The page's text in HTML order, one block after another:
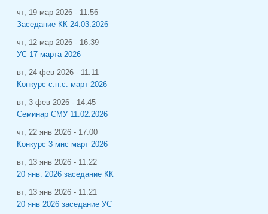
чт, 19 мар 2026 - 11:56
Заседание КК 24.03.2026
чт, 12 мар 2026 - 16:39
УС 17 марта 2026
вт, 24 фев 2026 - 11:11
Конкурс с.н.с. март 2026
вт, 3 фев 2026 - 14:45
Семинар СМУ 11.02.2026
чт, 22 янв 2026 - 17:00
Конкурс 3 мнс март 2026
вт, 13 янв 2026 - 11:22
20 янв. 2026 заседание КК
вт, 13 янв 2026 - 11:21
20 янв 2026 заседание УС